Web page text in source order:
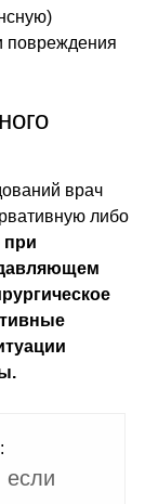
повреждения
врач
либо
при
если